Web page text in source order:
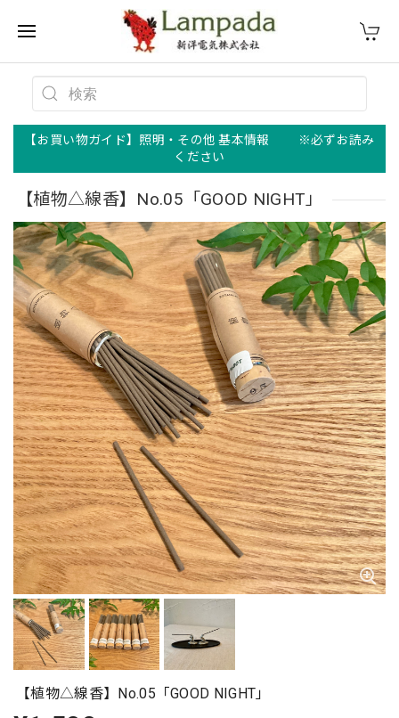
【お買い物ガイド】照明・その他 基本情報 ※必ずお読み
ください
【植物△線香】No.05「GOOD NIGHT」
【植物△線香】No.05「GOOD NIGHT」